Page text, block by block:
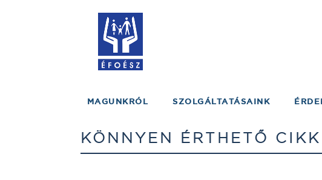
MAGUNKRÓL SZOLGÁLTATÁSAINK
KÖNNYEN ÉRTHETŐ